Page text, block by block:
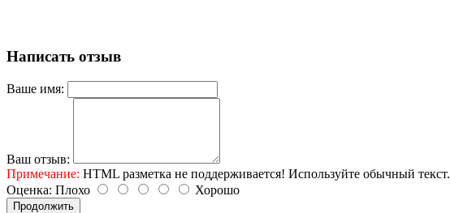
Написать отзыв
Ваше имя:
Ваш отзыв:
Примечание: HTML разметка не поддерживается! Используйте обычный текст.
Оценка: Плохо Хорошо
Продолжить